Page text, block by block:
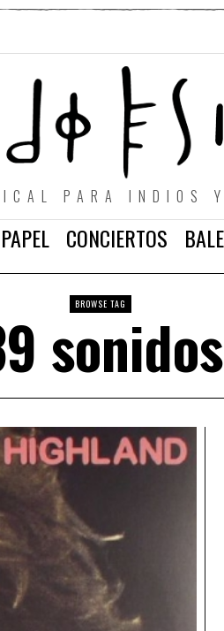
PARA INDIOS Y
CONCIERTOS
BROWSE TAG
sonidos